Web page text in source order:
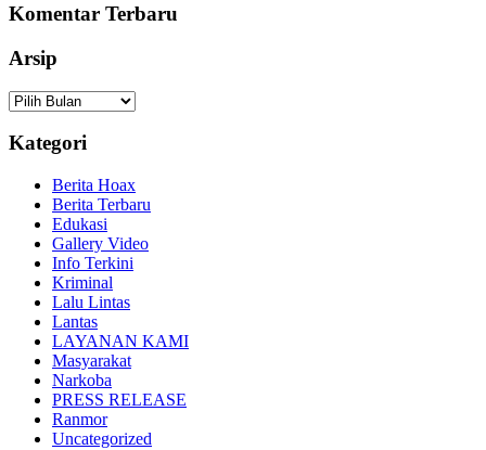
Komentar Terbaru
Arsip
Arsip
Kategori
Berita Hoax
Berita Terbaru
Edukasi
Gallery Video
Info Terkini
Kriminal
Lalu Lintas
Lantas
LAYANAN KAMI
Masyarakat
Narkoba
PRESS RELEASE
Ranmor
Uncategorized